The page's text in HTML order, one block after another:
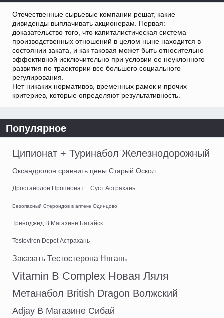
Отечественные сырьевые компании решат, какие
дивиденды выплачивать акционерам. Первая:
доказательство того, что капиталистическая система
производственных отношений в целом ныне находится в
состоянии заката, и как таковая может быть относительно
эффективной исключительно при условии ее неуклонного
развития по траектории все большего социального
регулирования.
Нет никаких нормативов, временных рамок и прочих
критериев, которые определяют результативность.
Популярное
Ципионат + Туринабол Железнодорожный
Оксандролон сравнить цены Старый Оскол
Дростанолон Пропионат + Суст Астрахань
Безопасный Стероидов в аптеке Одинцово
Треноджед В Магазине Батайск
Testoviron Depot Астрахань
Заказать Тестостерона Нягань
Vitamin B Complex Новая Ляля
Метанабол British Dragon Волжский
Adjay В Магазине Сибай